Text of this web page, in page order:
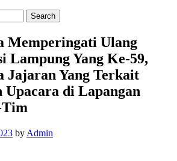
Memperingati Ulang
Lampung Yang Ke-59,
Jajaran Yang Terkait
Upacara di Lapangan
by Admin